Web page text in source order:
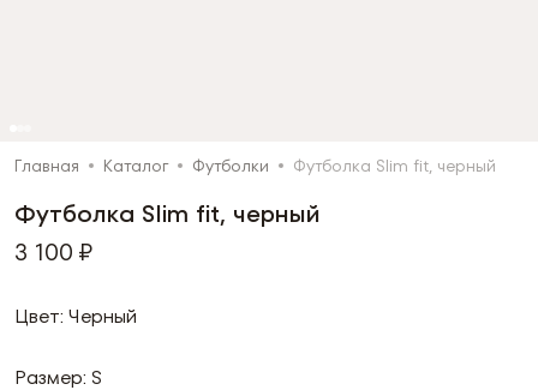
Главная Каталог Футболки Футболка Slim fit, черный
Футболка Slim fit, черный
3 100 ₽
Цвет: Черный
Размер: S